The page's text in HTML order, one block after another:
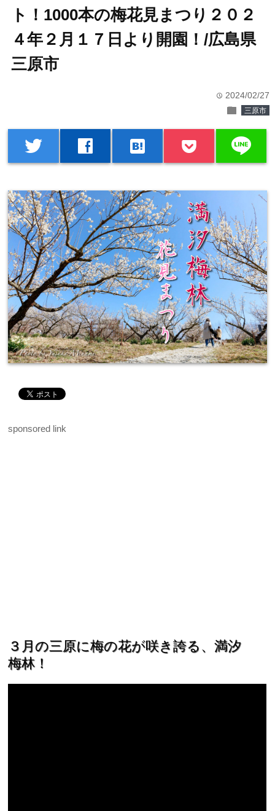
ト！1000本の梅花見まつり２０２
４年２月１７日より開園！/広島県
三原市
time 2024/02/27
folder 三原市
twitter facebook hatenabookmark line
sponsored link
３月の三原に梅の花が咲き誇る、満汐
梅林！